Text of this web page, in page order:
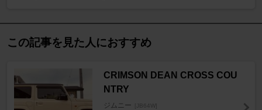
この記事を見た人におすすめ
CRIMSON DEAN CROSS COU
NTRY
ジムニー [JB64W]